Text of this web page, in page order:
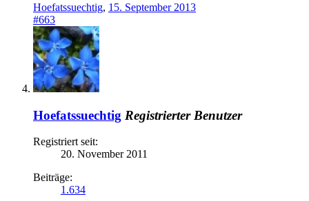
Hoefatssuechtig, 15. September 2013
#663
Hoefatssuechtig Registrierter Benutzer
Registriert seit:
20. November 2011
Beiträge:
1.634